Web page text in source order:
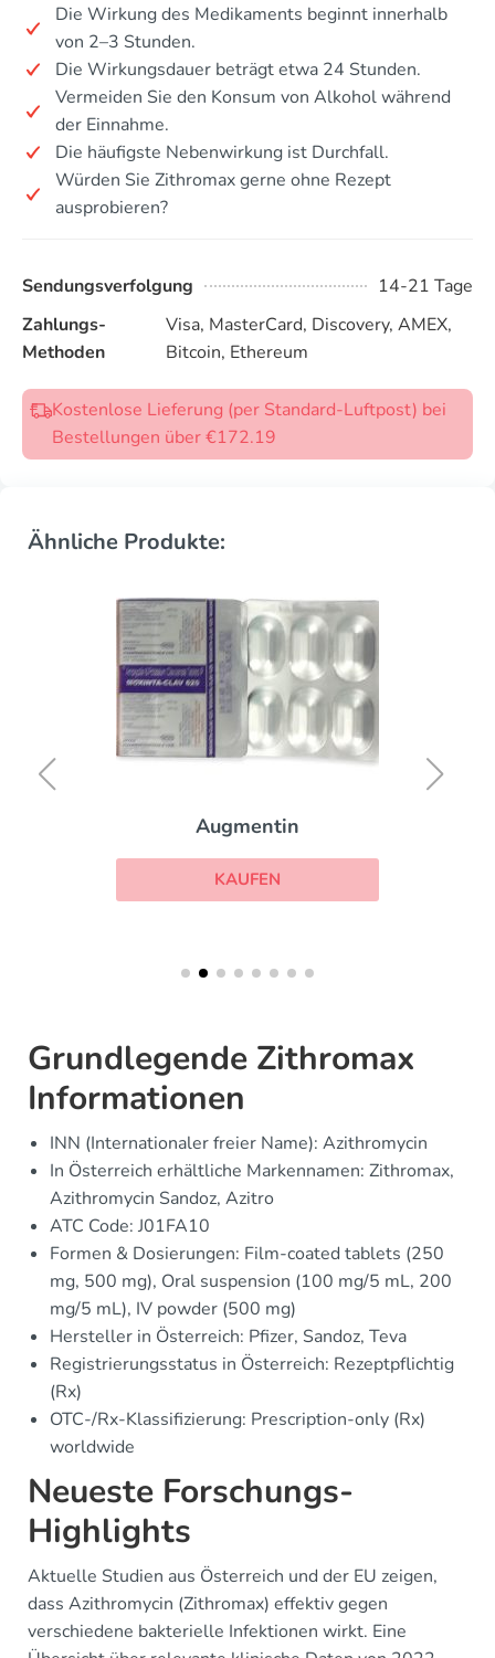
Die Wirkung des Medikaments beginnt innerhalb
von 2–3 Stunden.
Die Wirkungsdauer beträgt etwa 24 Stunden.
Vermeiden Sie den Konsum von Alkohol während
der Einnahme.
Die häufigste Nebenwirkung ist Durchfall.
Würden Sie Zithromax gerne ohne Rezept
ausprobieren?
Sendungsverfolgung
14-21 Tage
Zahlungs-
Methoden
Visa, MasterCard, Discovery, AMEX,
Bitcoin, Ethereum
Kostenlose Lieferung (per Standard-Luftpost) bei
Bestellungen über €172.19
Ähnliche Produkte:
Augmentin
KAUFEN
Grundlegende Zithromax
Informationen
INN (Internationaler freier Name): Azithromycin
In Österreich erhältliche Markennamen: Zithromax,
Azithromycin Sandoz, Azitro
ATC Code: J01FA10
Formen & Dosierungen: Film-coated tablets (250
mg, 500 mg), Oral suspension (100 mg/5 mL, 200
mg/5 mL), IV powder (500 mg)
Hersteller in Österreich: Pfizer, Sandoz, Teva
Registrierungsstatus in Österreich: Rezeptpflichtig
(Rx)
OTC-/Rx-Klassifizierung: Prescription-only (Rx)
worldwide
Neueste Forschungs-
Highlights
Aktuelle Studien aus Österreich und der EU zeigen,
dass Azithromycin (Zithromax) effektiv gegen
verschiedene bakterielle Infektionen wirkt. Eine